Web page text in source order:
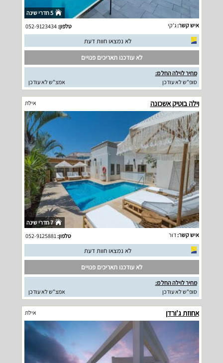
5 חדרי שינה
איש קשר:ג'קי טלפון:052-9123434
לא נמצאו חוות דעת
לא עודכנו תאריכים פנויים
מחיר לוילה החל מ:
סופ"ש לא עודכן
אמצ"ש לא עודכן
וילה בוטיק אשכונה אילת
7 חדרי שינה
איש קשר:דור טלפון:052-9125881
לא נמצאו חוות דעת
לא עודכנו תאריכים פנויים
מחיר לוילה החל מ:
סופ"ש לא עודכן
אמצ"ש לא עודכן
אחוזת ג'ורדן אילת